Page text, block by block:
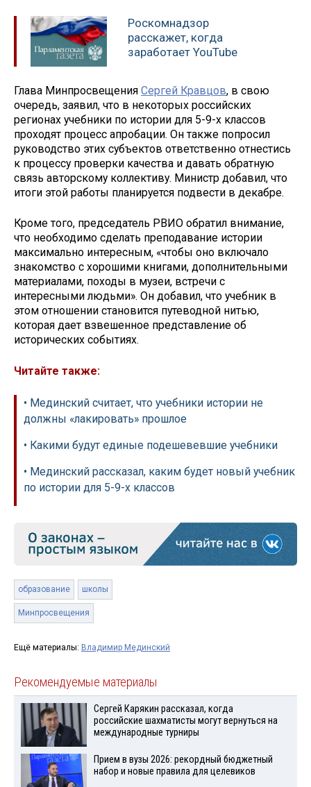
Роскомнадзор
расскажет, когда
заработает YouTube
Глава Минпросвещения Сергей Кравцов, в свою
очередь, заявил, что в некоторых российских
регионах учебники по истории для 5-9-х классов
проходят процесс апробации. Он также попросил
руководство этих субъектов ответственно отнестись
к процессу проверки качества и давать обратную
связь авторскому коллективу. Министр добавил, что
итоги этой работы планируется подвести в декабре.
Кроме того, председатель РВИО обратил внимание,
что необходимо сделать преподавание истории
максимально интересным, «чтобы оно включало
знакомство с хорошими книгами, дополнительными
материалами, походы в музеи, встречи с
интересными людьми». Он добавил, что учебник в
этом отношении становится путеводной нитью,
которая дает взвешенное представление об
исторических событиях.
Читайте также:
• Мединский считает, что учебники истории не
должны «лакировать» прошлое
• Какими будут единые подешевевшие учебники
• Мединский рассказал, каким будет новый учебник
по истории для 5-9-х классов
образование школы
Минпросвещения
Ещё материалы: Владимир Мединский
Рекомендуемые материалы
Сергей Карякин рассказал, когда
российские шахматисты могут вернуться на
международные турниры
Прием в вузы 2026: рекордный бюджетный
набор и новые правила для целевиков